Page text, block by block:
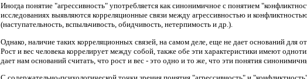
Иногда понятие "агрессивность" употребляется как синонимичное с понятием
исследованиях выявляются корреляционные связи между агрессивностью и
(наступательность, вспыльчивость, обидчивость, нетерпимость и др.).
Однако, наличие таких корреляционных связей, на самом деле, еще не дает оснований для
Рост и вес человека коррелирует между собой, также обе эти характеристики имеют
дает нам оснований считать, что рост и вес - это одно и то же, что эти понятия